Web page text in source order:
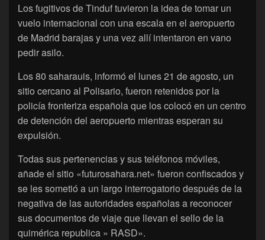
Los fugitivos de Tinduf tuvieron la idea de tomar un
vuelo internacional con una escala en el aeropuerto
de Madrid barajas y una vez allí intentaron en vano
pedir asilo.
Los 80 saharauis, informó el lunes 21 de agosto, un
sitio cercano al Polisario, fueron retenidos por la
policía fronteriza española que los colocó en un centro
de detención del aeropuerto mientras esperan su
expulsión.
Todas sus pertenencias y sus teléfonos móviles,
añade el sitio «futurosahara.net» fueron confiscados y
se les sometió a un largo interrogatorio después de la
negativa de las autoridades españolas a reconocer
sus documentos de viaje que llevan el sello de la
quimérica republica » RASD».